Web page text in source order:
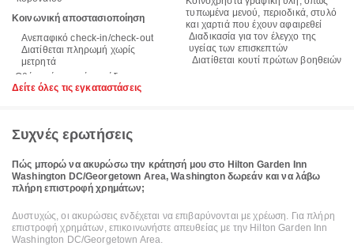
Κοινωνική αποστασιοποίηση
Ανεπαφικό check-in/check-out
Διατίθεται πληρωμή χωρίς
μετρητά
τυπωμένα μενού, περιοδικά, στυλό
και χαρτιά που έχουν αφαιρεθεί
Διαδικασία για τον έλεγχο της
υγείας των επισκεπτών
Διατίθεται κουτί πρώτων βοηθειών
Δείτε όλες τις εγκαταστάσεις
Συχνές ερωτήσεις
Πώς μπορώ να ακυρώσω την κράτησή μου στο Hilton Garden Inn
Washington DC/Georgetown Area, Washington δωρεάν και να λάβω
πλήρη επιστροφή χρημάτων;
Δυστυχώς, οι ακυρώσεις ενδέχεται να επιβαρύνονται με χρέωση. Για πλήρη
επιστροφή χρημάτων, επικοινωνήστε απευθείας με την Hilton Garden Inn
Washington DC/Georgetown Area.